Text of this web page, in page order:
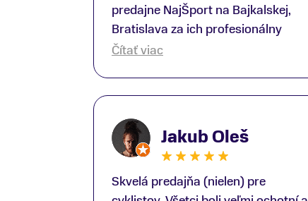
predajne NajŠport na Bajkalskej,
Bratislava za ich profesionálny
prístup k zákazníkom; Zvlášť
ako aj prilby.. všetko značka Atomic;
Pán Martin Guniš mi svojou
odbornosťou otvoril nové obzory a
dozvedel som sa, vďaka jeho
Čítať viac
Jakub Oleš
Skvelá predajňa (nielen) pre